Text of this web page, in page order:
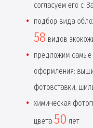
согласуем его с
подбор вида
58 видов
предложим
оформления:
фотовставки,
химическая
цвета 50 лет